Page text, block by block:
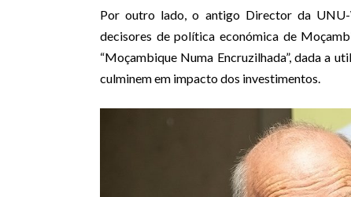
Por outro lado, o antigo Director da
decisores de política económica de
“Moçambique Numa Encruzilhada”, dada a
culminem em impacto dos investimentos.